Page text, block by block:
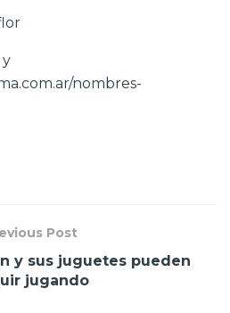
nombres-
Post
y sus juguetes pueden
jugando